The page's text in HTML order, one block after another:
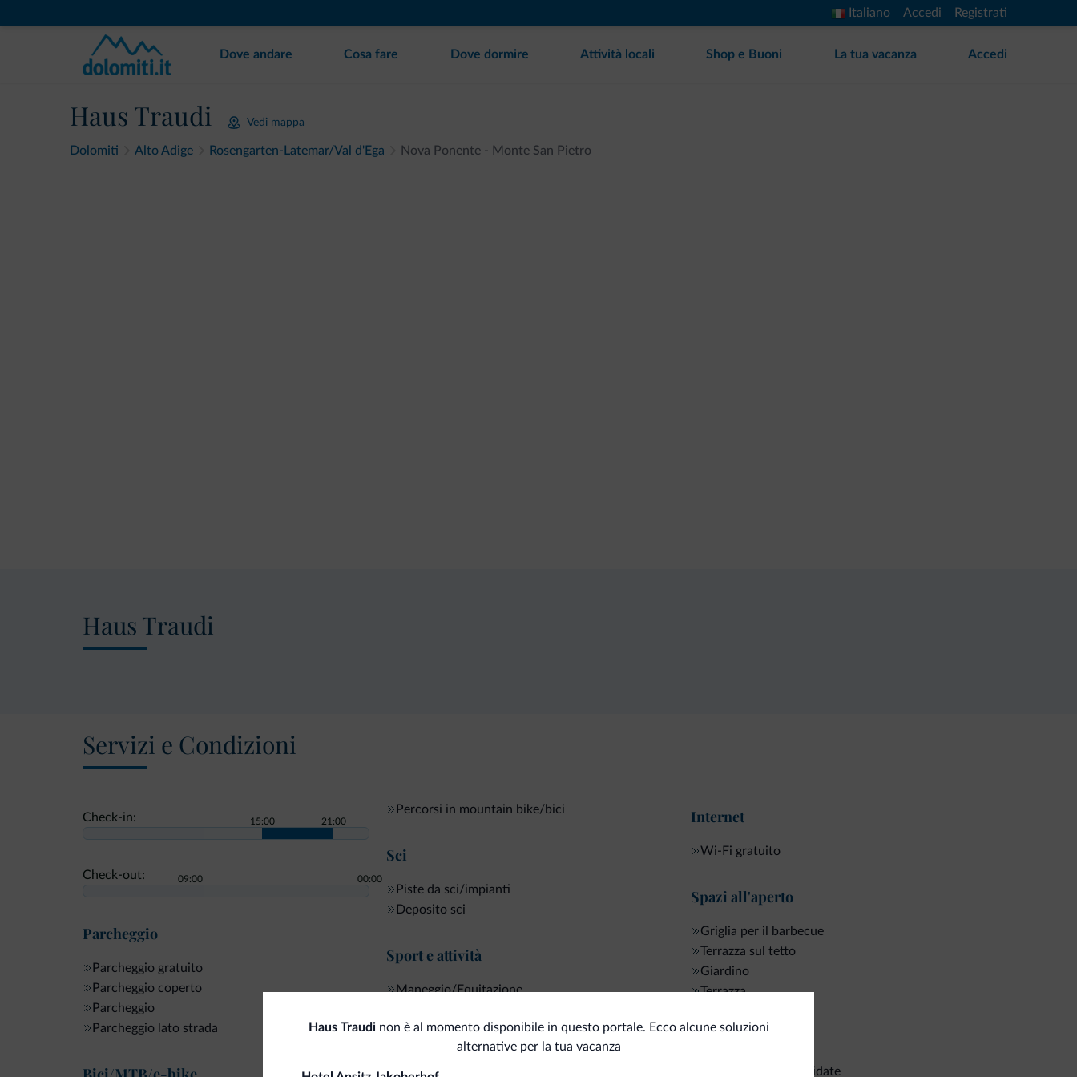
Italiano Accedi Registrati
Dove andare Cosa fare Dove dormire Attività locali Shop e Buoni La tua vacanza Accedi
Haus Traudi Vedi mappa
Dolomiti Alto Adige Rosengarten-Latemar/Val d'Ega Nova Ponente - Monte San Pietro
Haus Traudi
Servizi e Condizioni
Check-in: 15:00 21:00
Check-out: 00:00
09:00
Parcheggio
Parcheggio gratuito
Parcheggio coperto
Parcheggio
Parcheggio lato strada
Percorsi in mountain bike/bici
Sci
Piste da sci/impianti
Deposito sci
Sport e attività
Maneggio/Equitazione
Servizi generali
Struttura non fumatori
Internet
Wi-Fi gratuito
Spazi all'aperto
Griglia per il barbecue
Terrazza sul tetto
Giardino
Terrazza
Servizi ed extra
Banco escursioni guidate
Haus Traudinon è al momento disponibile in questo portale. Ecco alcune soluzioni
alternative per la tua vacanza